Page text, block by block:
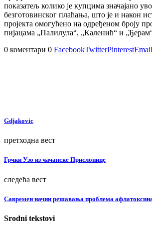
показатељ колико је купцима значајано
безготовинског плаћања, што је и након
пројекта омогућено на одређеном броју
пијацама „Палилула“, „Каленић“ и
0 коментари 0 FacebookTwitterPinterestEmail
Gdjakovic
претходна вест
Грчки Узо из чачанске Прислонице
следећа вест
Савремен начин решавања проблема
Srodni tekstovi